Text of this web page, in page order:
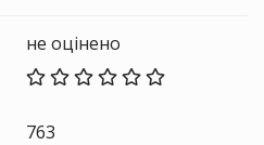
не оцінено
763